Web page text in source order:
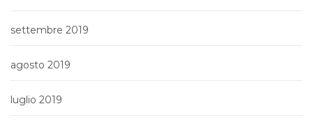
settembre 2019
agosto 2019
luglio 2019